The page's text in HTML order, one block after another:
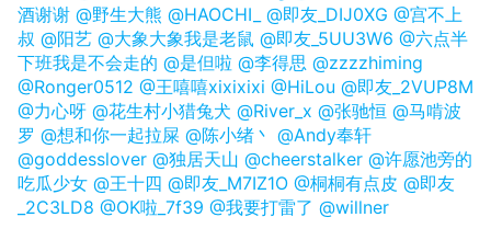
酒谢谢 @野生大熊 @HAOCHI_ @即友_DIJ0XG @宫不上
叔 @阳艺 @大象大象我是老鼠 @即友_5UU3W6 @六点半
下班我是不会走的 @是但啦 @李得思 @zzzzhiming
@Ronger0512 @王嘻嘻xixixixi @HiLou @即友_2VUP8M
@力心呀 @花生村小猎兔犬 @River_x @张驰恒 @马啃波
罗 @想和你一起拉屎 @陈小绪丶 @Andy奉轩
@goddesslover @独居天山 @cheerstalker @许愿池旁的
吃瓜少女 @王十四 @即友_M7IZ1O @桐桐有点皮 @即友
_2C3LD8 @OK啦_7f39 @我要打雷了 @willner